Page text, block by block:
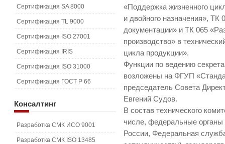
«Поддержка жизненного
и двойного назначения», ТК
документации» и ТК 065
производство» в
цикла продукции».
Функции по ведению
возложены на ФГУП
председатель Совета
Евгений Судов.
В состав технического
числе, федеральные
России, Федеральная
Сертификация SA 8000
Сертификация TL 9000
Сертификация ISO 27001
Сертификация IRIS
Сертификация ISO 31000
Сертификация ГОСТ Р 66
Консалтинг
Разработка СМК ИСО 9001
Разработка СМК ISO 13485